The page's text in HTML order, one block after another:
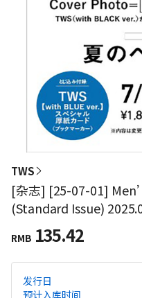
TWS
[杂志] [25-07-01]
(Standard Issue)
RMB 135.42
发行日
预计入库时间